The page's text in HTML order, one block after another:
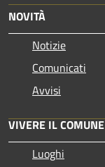
NOVITÀ
Notizie
Comunicati
Avvisi
VIVERE IL COMUNE
Luoghi